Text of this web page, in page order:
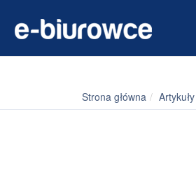
Strona główna Artykuły